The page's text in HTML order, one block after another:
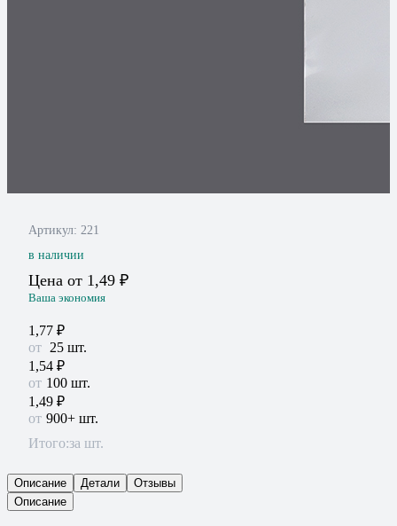
Артикул: 221
в наличии
Цена от 1,49 ₽
Ваша экономия
1,77 ₽
25 шт.
1,54 ₽
100 шт.
1,49 ₽
900+ шт.
Итого:за шт.
Описание Детали
Отзывы
Описание